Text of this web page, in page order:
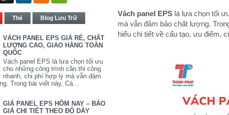
Thẻ Blog Lưu Trữ
VÁCH PANEL EPS GIÁ RẺ, CHẤT
LƯỢNG CAO, GIAO HÀNG TOÀN
QUỐC
Vách panel EPS là lựa chọn tối ưu
cho những công trình cần thi công
nhanh, chi phí hợp lý mà vẫn đảm
Trong bài viết này, Cá...
GIÁ PANEL EPS HÔM NAY – BÁO
GIÁ CHI TIẾT THEO ĐỘ DÀY
Vách panel EPS là lựa chọn tối
mà vẫn đảm bảo chất lượng.
hiểu chi tiết về cấu tạo, ưu điểm,